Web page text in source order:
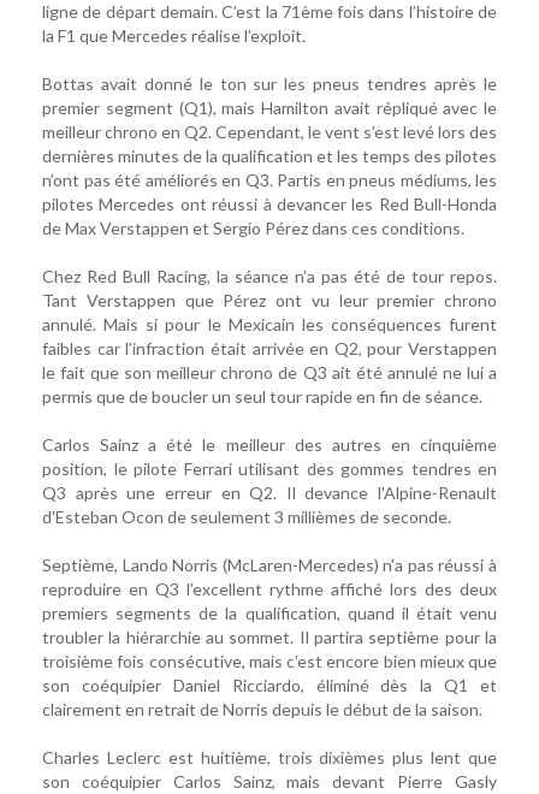
ligne de départ demain. C’est la 71ème fois dans l’histoire de
la F1 que Mercedes réalise l’exploit.
Bottas avait donné le ton sur les pneus tendres après le
premier segment (Q1), mais Hamilton avait répliqué avec le
meilleur chrono en Q2. Cependant, le vent s’est levé lors des
dernières minutes de la qualification et les temps des pilotes
n’ont pas été améliorés en Q3. Partis en pneus médiums, les
pilotes Mercedes ont réussi à devancer les Red Bull-Honda
de Max Verstappen et Sergio Pérez dans ces conditions.
Chez Red Bull Racing, la séance n’a pas été de tour repos.
Tant Verstappen que Pérez ont vu leur premier chrono
annulé. Mais si pour le Mexicain les conséquences furent
faibles car l’infraction était arrivée en Q2, pour Verstappen
le fait que son meilleur chrono de Q3 ait été annulé ne lui a
permis que de boucler un seul tour rapide en fin de séance.
Carlos Sainz a été le meilleur des autres en cinquième
position, le pilote Ferrari utilisant des gommes tendres en
Q3 après une erreur en Q2. Il devance l'Alpine-Renault
d'Esteban Ocon de seulement 3 millièmes de seconde.
Septième, Lando Norris (McLaren-Mercedes) n'a pas réussi à
reproduire en Q3 l’excellent rythme affiché lors des deux
premiers segments de la qualification, quand il était venu
troubler la hiérarchie au sommet. Il partira septième pour la
troisième fois consécutive, mais c’est encore bien mieux que
son coéquipier Daniel Ricciardo, éliminé dès la Q1 et
clairement en retrait de Norris depuis le début de la saison.
Charles Leclerc est huitième, trois dixièmes plus lent que
son coéquipier Carlos Sainz, mais devant Pierre Gasly